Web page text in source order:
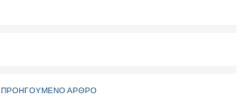
ΠΡΟΗΓΟΥΜΕΝΟ ΑΡΘΡΟ